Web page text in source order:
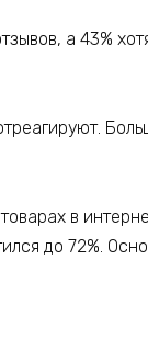
а 43%
в
до 72%.